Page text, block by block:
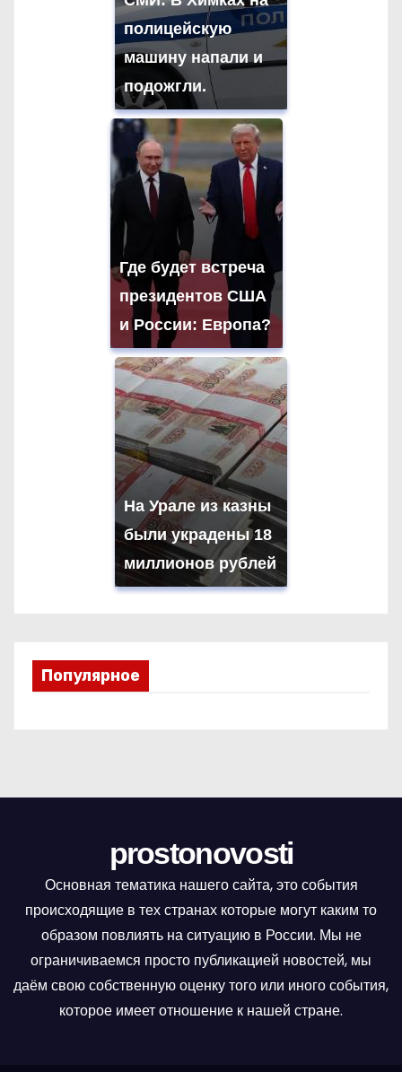
полицейскую
машину напали и
подожгли.
Где будет встреча
президентов США
и России: Европа?
На Урале из казны
были украдены 18
миллионов рублей
Популярное
prostonovosti
Основная тематика нашего сайта, это события
происходящие в тех странах которые могут каким то
образом повлиять на ситуацию в России. Мы не
ограничиваемся просто публикацией новостей, мы
даём свою собственную оценку того или иного события,
которое имеет отношение к нашей стране.